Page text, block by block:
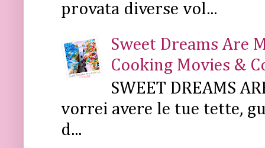
provata diverse vol...
Sweet Dreams Are
Cooking Movies &
SWEET DREAMS
vorrei avere le tue tette,
d...